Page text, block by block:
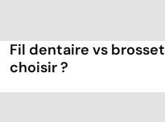
Fil dentaire vs
choisir ?